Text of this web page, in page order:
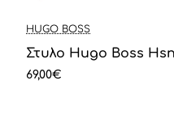
HUGO BOSS
Στυλο Hugo Boss
69,00€